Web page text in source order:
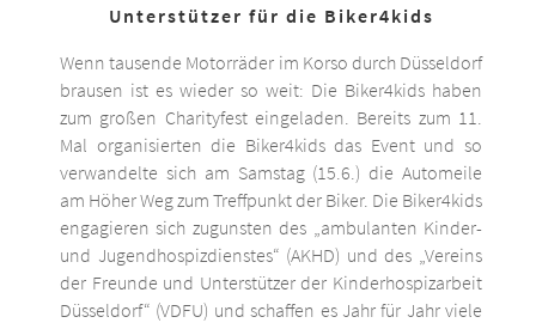
Unterstützer für die Biker4kids
Wenn tausende Motorräder im Korso durch Düsseldorf
brausen ist es wieder so weit: Die Biker4kids haben
zum großen Charityfest eingeladen. Bereits zum 11.
Mal organisierten die Biker4kids das Event und so
verwandelte sich am Samstag (15.6.) die Automeile
am Höher Weg zum Treffpunkt der Biker. Die Biker4kids
engagieren sich zugunsten des „ambulanten Kinder-
und Jugendhospizdienstes“ (AKHD) und des „Vereins
der Freunde und Unterstützer der Kinderhospizarbeit
Düsseldorf“ (VDFU) und schaffen es Jahr für Jahr viele